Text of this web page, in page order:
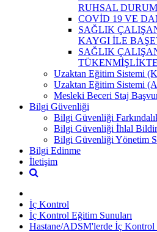
RUHSAL
COVİD 19 VE
SAĞLIK
KAYGI İLE
SAĞLIK
Uzaktan Eğitim Sistemi
Uzaktan Eğitim Sistemi
Mesleki Beceri Staj
Bilgi Güvenliği
Bilgi Güvenliği
Bilgi Güvenliği İhlal
Bilgi Güvenliği Yönetim
Bilgi Edinme
İletişim
İç Kontrol
İç Kontrol Eğitim Sunuları
Hastane/ADSM'lerde İç Kontrol